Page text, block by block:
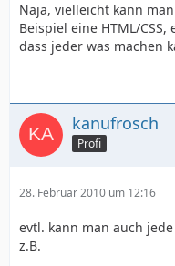
Naja, vielleicht kann
Beispiel eine HTML/CSS,
dass jeder was machen
kanufrosch
Profi
28. Februar 2010 um 12:16
evtl. kann man auch
z.B.